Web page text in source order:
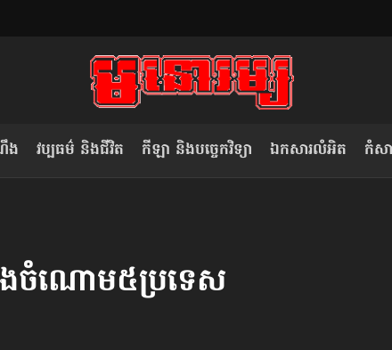
ង វប្បធម៌ និងជីវិត កីឡា និងបច្ចេកវិទ្យា ឯកសារលំអិត កំសា
នុងចំណោម​៥ប្រទេស
វៀតណាម ក្នុង​ការប្តូរ​មេដឹកនាំ របស់​
ខ្លួន